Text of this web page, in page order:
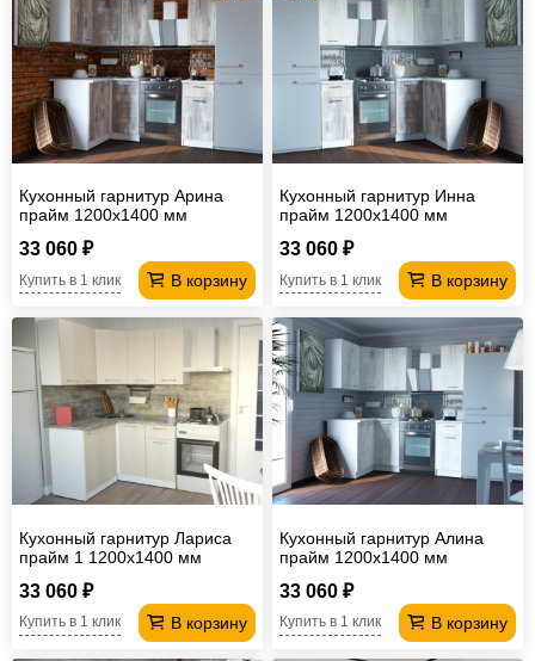
Кухонный гарнитур Арина
прайм 1200х1400 мм
33 060 ₽
В корзину
Купить в 1 клик
Кухонный гарнитур Инна
прайм 1200х1400 мм
33 060 ₽
В корзину
Купить в 1 клик
Кухонный гарнитур Лариса
прайм 1 1200х1400 мм
33 060 ₽
В корзину
Купить в 1 клик
Кухонный гарнитур Алина
прайм 1200х1400 мм
33 060 ₽
В корзину
Купить в 1 клик